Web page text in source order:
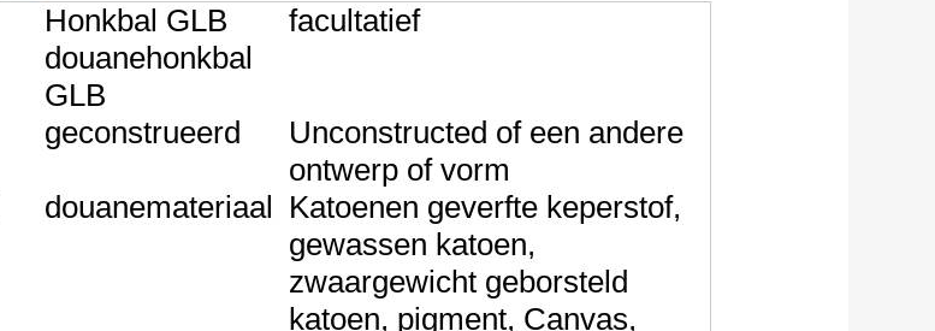
Honkbal GLB
facultatief
douanehonkbal
GLB
geconstrueerd
Unconstructed of een andere
ontwerp of vorm
douanemateriaal Katoenen geverfte keperstof,
gewassen katoen,
zwaargewicht geborsteld
katoen, pigment, Canvas,